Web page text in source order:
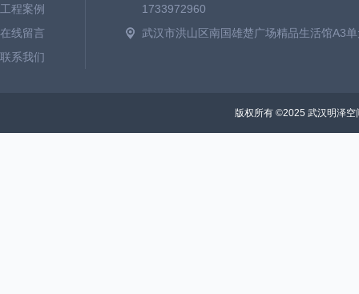
工程案例
在线留言
联系我们
1733972960
武汉市洪山区南国雄楚广场精品生活馆A3
版权所有 ©2025 武汉明泽